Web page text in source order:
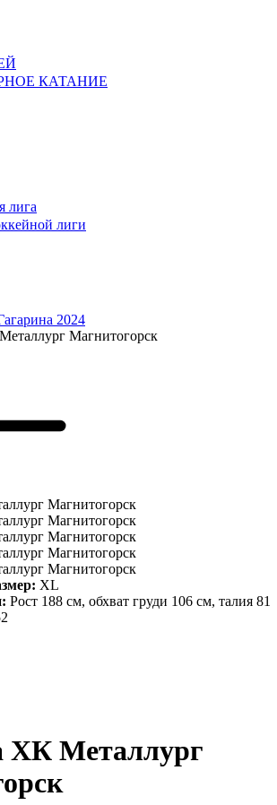
КАТАНИЕ
лига
лиги
2024
Магнитогорск
XL
Рост 188 см, обхват груди 106 см, талия 81
ХК Металлург